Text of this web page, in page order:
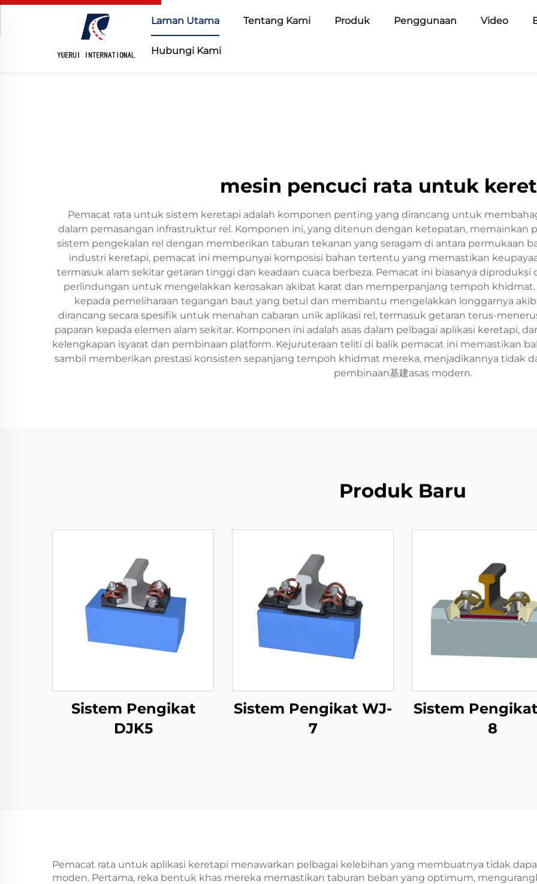
Laman Utama Tentang Kami Produk Penggunaan Video
Hubungi Kami
mesin pencuci rata untuk
Pemacat rata untuk sistem keretapi adalah komponen penting yang dirancang untuk
dalam pemasangan infrastruktur rel. Komponen ini, yang ditenun dengan ketepatan, memainkan
sistem pengekalan rel dengan memberikan taburan tekanan yang seragam di antara permukaan
industri keretapi, pemacat ini mempunyai komposisi bahan tertentu yang memastikan
termasuk alam sekitar getaran tinggi dan keadaan cuaca berbeza. Pemacat ini biasanya
perlindungan untuk mengelakkan kerosakan akibat karat dan memperpanjang tempoh
kepada pemeliharaan tegangan baut yang betul dan membantu mengelakkan longgarnya
dirancang secara spesifik untuk menahan cabaran unik aplikasi rel, termasuk getaran terus-
paparan kepada elemen alam sekitar. Komponen ini adalah asas dalam pelbagai aplikasi keretapi,
kelengkapan isyarat dan pembinaan platform. Kejuruteraan teliti di balik pemacat ini memastikan
sambil memberikan prestasi konsisten sepanjang tempoh khidmat mereka, menjadikannya tidak
pembinaan基建asas modern.
Produk Baru
Sistem Pengikat
DJK5
Sistem Pengikat WJ-
7
Sistem
8
Pemacat rata untuk aplikasi keretapi menawarkan pelbagai kelebihan yang membuatnya tidak
moden. Pertama, reka bentuk khas mereka memastikan taburan beban yang optimum,